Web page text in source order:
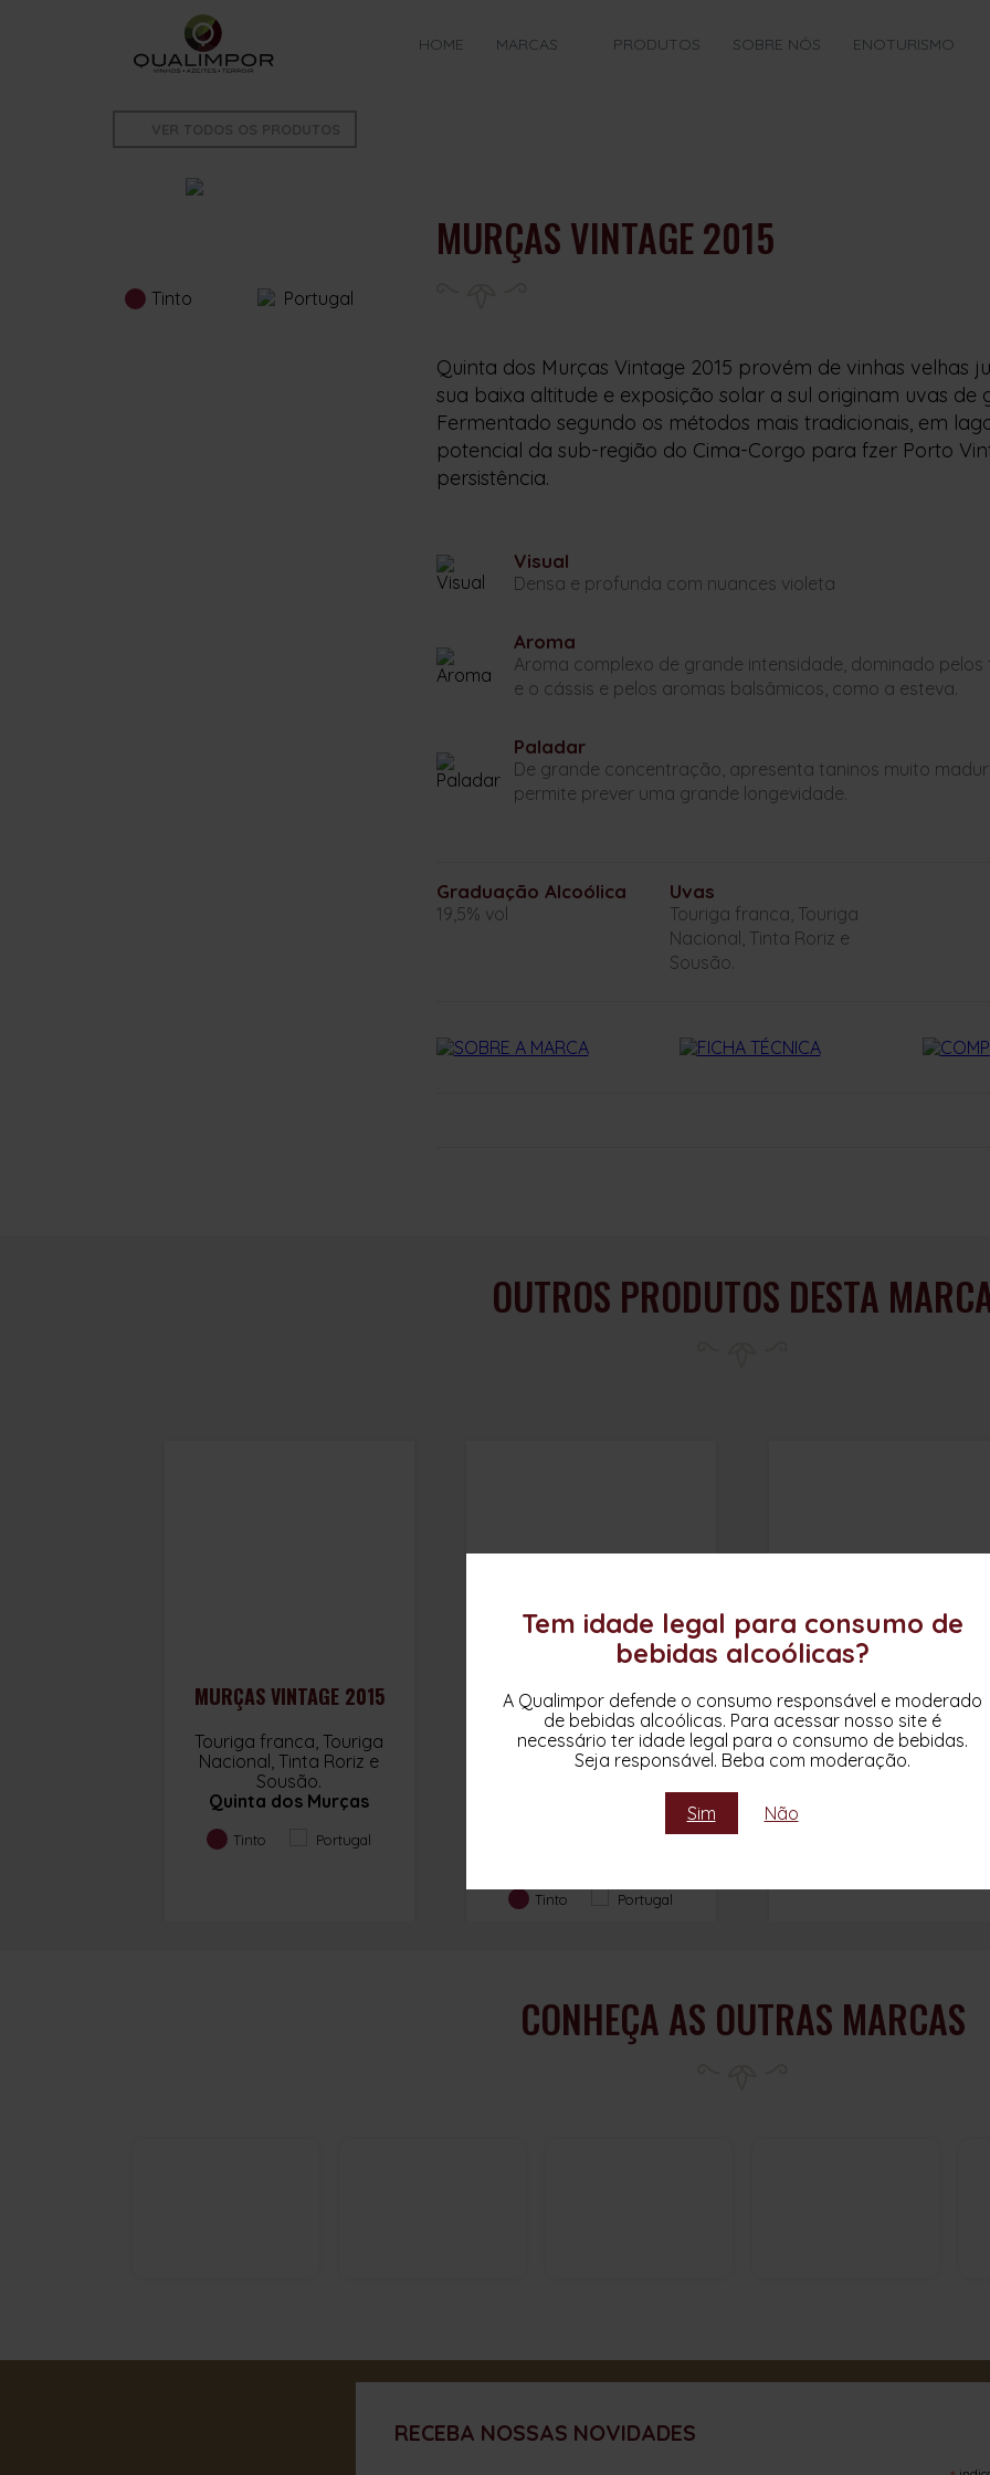
Tem idade legal para consumo de
bebidas alcoólicas?
A Qualimpor defende o consumo responsável e moderado
de bebidas alcoólicas. Para acessar nosso site é
necessário ter idade legal para o consumo de bebidas.
Seja responsável. Beba com moderação.
Sim Não
HOME MARCAS PRODUTOS SOBRE NÓS ENOTURISMO
Tinto Portugal
MURÇAS VINTAGE 2015
Quinta dos Murças Vintage 2015 provém de vinhas velhas
sua baixa altitude e exposição solar a sul originam uvas
Fermentado segundo os métodos mais tradicionais, em
potencial da sub-região do Cima-Corgo para fzer Porto
persistência.
Visual
Densa e profunda com nuances violeta
Aroma
Aroma complexo de grande intensidade, dominado
e o cássis e pelos aromas balsâmicos, como a esteva.
Paladar
De grande concentração, apresenta taninos muito
permite prever uma grande longevidade.
Graduação Alcoólica
19,5% vol
Uvas
Touriga franca, Touriga
Nacional, Tinta Roriz e
Sousão.
OUTROS PRODUTOS DESTA
MURÇAS VINTAGE 2015
Touriga franca, Touriga
Nacional, Tinta Roriz e
Sousão.
Quinta dos Murças
Tinto Portugal
MURÇAS VV47 2017
Field blend das principais
castas autóctones: Tinta
Touriga Franca, Sousão,
Tinto Portugal
MURÇAS RESERVA 2019
Tinta Roriz, Tinta
Tinta Barroca, Touriga
CONHEÇA AS OUTRAS MARCAS
RECEBA NOSSAS NOVIDADES